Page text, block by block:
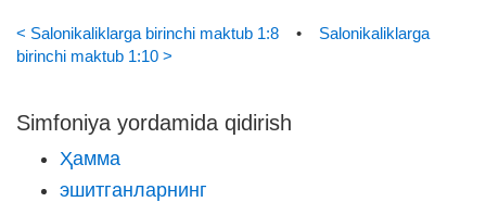
< Salonikaliklarga birinchi maktub 1:8 • Salonikaliklarga
birinchi maktub 1:10 >
Simfoniya yordamida qidirish
Ҳамма
эшитганларнинг